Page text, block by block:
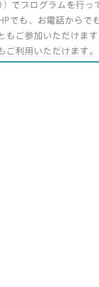
でプログラムを行っ
でも、お電話からで
もご参加いただけます
ご利用いただけます。